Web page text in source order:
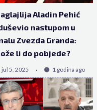
Aladin Pehić
nastupom u
Zvezda Granda:
li do pobjede?
jul 5, 2025 1 godina ago